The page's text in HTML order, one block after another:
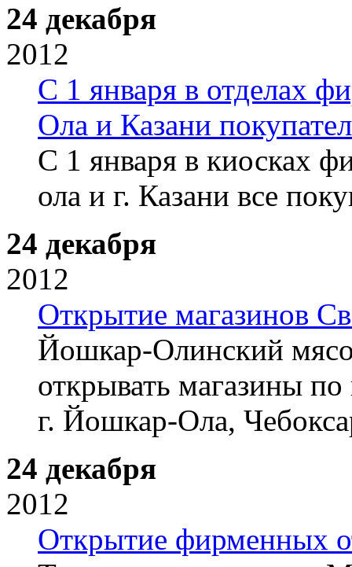
24 декабря
2012
С 1 января в отделах
Ола и Казани
С 1 января в киосках
ола и г. Казани все
24 декабря
2012
Открытие магазинов
Йошкар-Олинский
открывать магазины
г. Йошкар-Ола,
24 декабря
2012
Открытие фирменных